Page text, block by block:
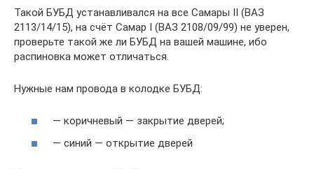
Такой БУБД устанавливался на все Самары II (ВАЗ
2113/14/15), на счёт Самар I (ВАЗ 2108/09/99) не уверен,
проверьте такой же ли БУБД на вашей машине, ибо
распиновка может отличаться.
Нужные нам провода в колодке БУБД:
— коричневый — закрытие дверей;
— синий — открытие дверей